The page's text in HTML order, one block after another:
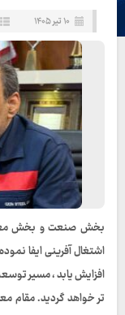
۱۰ تیر ۱۴۰۵
بخش صنعت و بخش
اشتغال‌ آفرینی ایفا
افزایش یابد ، مسیر